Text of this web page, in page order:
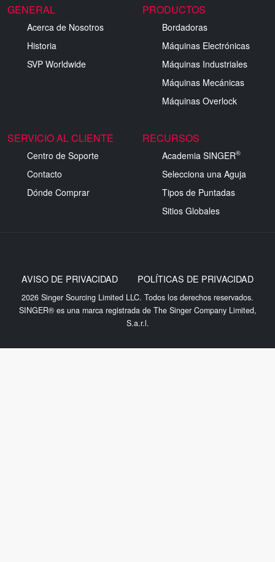
GENERAL
Acerca de Nosotros
Historia
SVP Worldwide
PRODUCTOS
Bordadoras
Máquinas Electrónicas
Máquinas Industriales
Máquinas Mecánicas
Máquinas Overlock
SERVICIO AL CLIENTE
Centro de Soporte
Contacto
Dónde Comprar
RECURSOS
Academia SINGER®
Selecciona una Aguja
Tipos de Puntadas
Sitios Globales
2026 Singer Sourcing Limited LLC. Todos los derechos reservados.
SINGER® es una marca registrada de The Singer Company Limited,
S.a.r.l.
AVISO DE PRIVACIDAD POLÍTICAS DE PRIVACIDAD